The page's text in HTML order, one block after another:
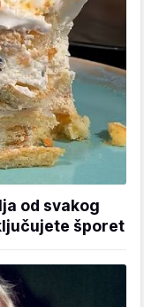
od svakog
šporet